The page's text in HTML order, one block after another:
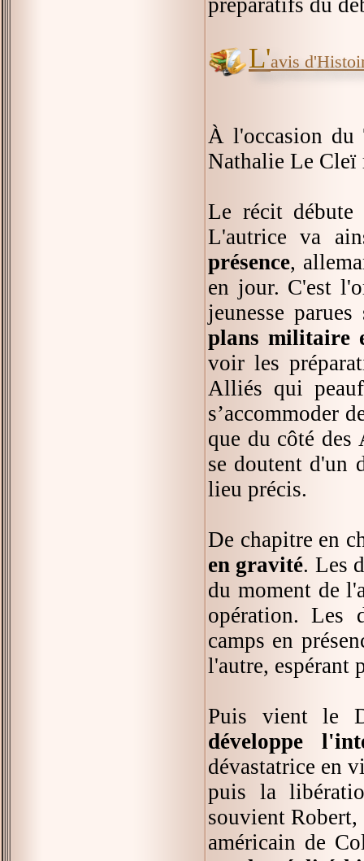
préparatifs du
L'avis
À l'occasion du
Nathalie Le Cleï
Le récit débute
L'autrice va
présence,
en jour. C'est
jeunesse
plans militaire
voir les
Alliés qui
s’accommoder
que du côté des
se doutent d'un
lieu précis.
De chapitre en
en gravité. Les
du moment de
opération. Les
camps en
l'autre, espérant
Puis vient le
développe
dévastatrice en
puis la
souvient Robert,
américain de